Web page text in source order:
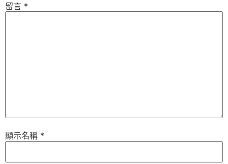
留言 *
顯示名稱 *